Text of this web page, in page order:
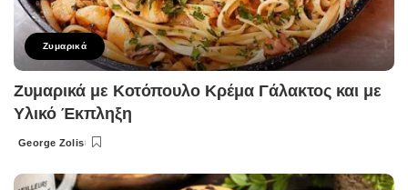
Ζυμαρικά
Ζυμαρικά με Κοτόπουλο Κρέμα Γάλακτος και με
Υλικό Έκπληξη
Posted
George Zolis